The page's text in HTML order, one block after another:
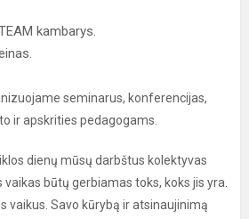
kambarys.
seminarus, konferencijas,
ir apskrities pedagogams.
dienų mūsų darbštus kolektyvas
būtų gerbiamas toks, koks jis yra.
vaikus. Savo kūrybą ir atsinaujinimą